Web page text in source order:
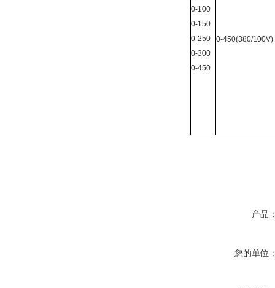
0-100
0-150
0-250
0-300
0-450
0-450(380/100V)
产品
您的单位